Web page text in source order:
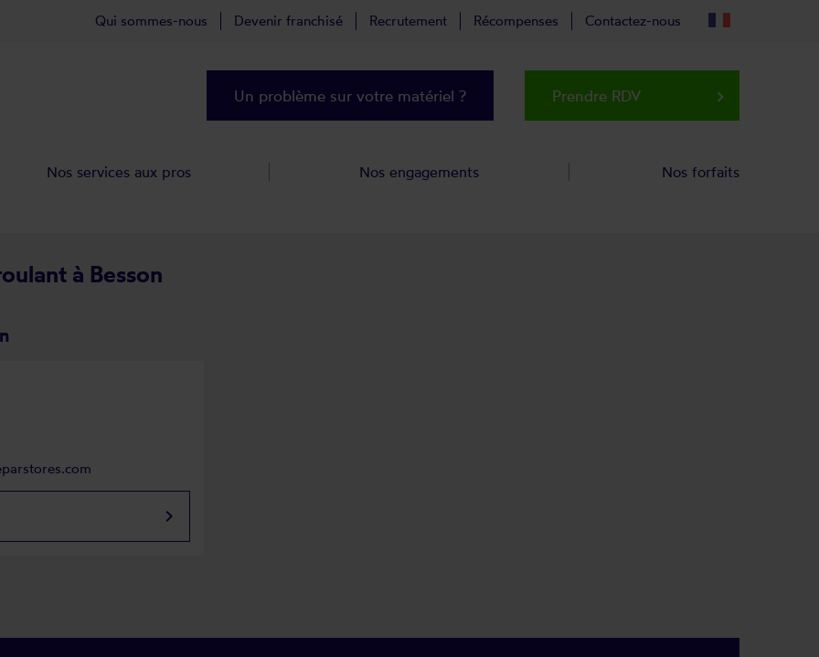
à Besson
keyboard_arrow_right
Qui sommes-nous Devenir franchisé Recrutement Récompenses Contactez-nous
Un problème sur votre matériel ? Prendre RDV keyboard_arrow_right
Nos services aux pros Nos engagements Nos forfaits